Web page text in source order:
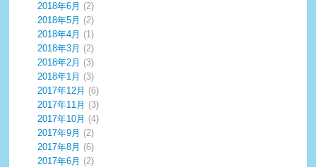
2018年6月 (2)
2018年5月 (2)
2018年4月 (1)
2018年3月 (2)
2018年2月 (3)
2018年1月 (3)
2017年12月 (6)
2017年11月 (3)
2017年10月 (4)
2017年9月 (2)
2017年8月 (6)
2017年6月 (2)